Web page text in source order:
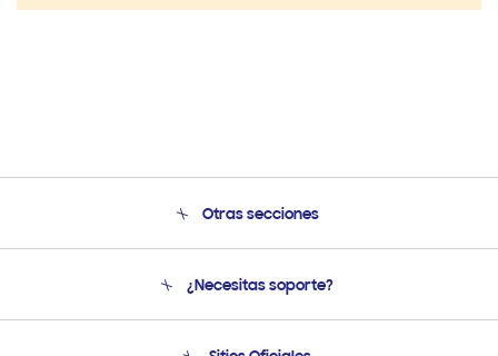
Otras secciones
Soporte
¿Necesitas soporte?